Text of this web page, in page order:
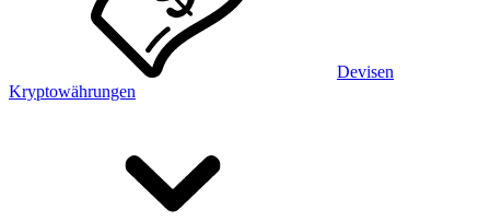
Devisen
Kryptowährungen